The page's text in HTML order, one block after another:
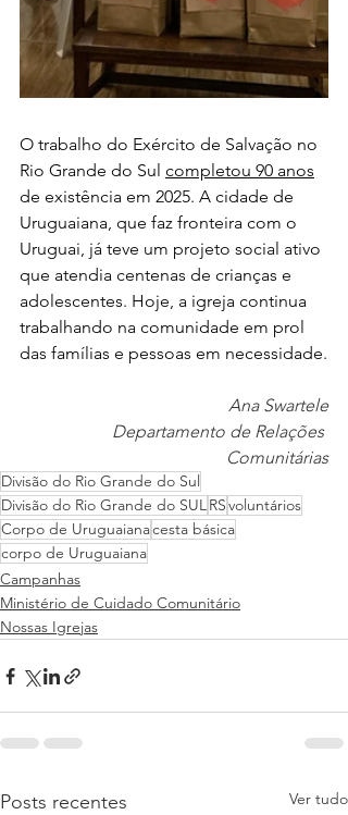
O trabalho do Exército de Salvação no
Rio Grande do Sul completou 90 anos
de existência em 2025. A cidade de
Uruguaiana, que faz fronteira com o
Uruguai, já teve um projeto social ativo
que atendia centenas de crianças e
adolescentes. Hoje, a igreja continua
trabalhando na comunidade em prol
das famílias e pessoas em necessidade.
Ana Swartele
Departamento de Relações
Comunitárias
Divisão do Rio Grande do Sul
Divisão do Rio Grande do SULRSvoluntários
Corpo de Uruguaianacesta básica
corpo de Uruguaiana
Campanhas
Ministério de Cuidado Comunitário
Nossas Igrejas
Posts recentes Ver tudo